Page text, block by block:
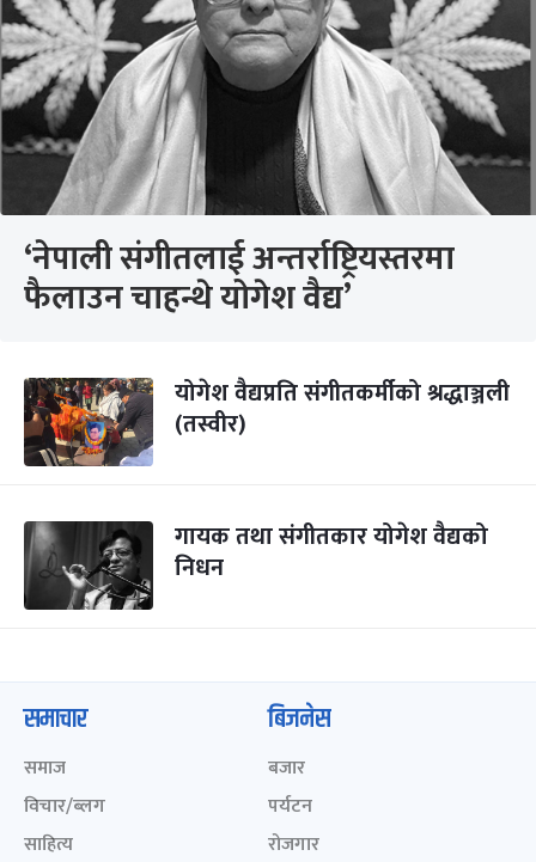
‘नेपाली संगीतलाई अन्तर्राष्ट्रियस्तरमा
फैलाउन चाहन्थे योगेश वैद्य’
योगेश वैद्यप्रति संगीतकर्मीको श्रद्धाञ्जली
(तस्वीर)
गायक तथा संगीतकार योगेश वैद्यको
निधन
समाचार
समाज
विचार/ब्लग
साहित्य
बिजनेस
बजार
पर्यटन
रोजगार